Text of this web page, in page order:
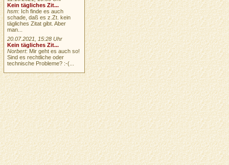
Kein tägliches Zit...
hsm: Ich finde es auch
schade, daß es z.Zt. kein
tägliches Zitat gibt. Aber
man...
20.07.2021, 15:28 Uhr
Kein tägliches Zit...
Norbert: Mir geht es auch so!
Sind es rechtliche oder
technische Probleme? :-(...